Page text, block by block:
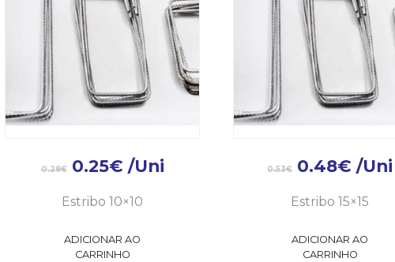
0.28€ 0.25€ /Uni
Estribo 10×10
ADICIONAR AO
CARRINHO
0.53€ 0.48€ /Uni
Estribo 15×15
ADICIONAR AO
CARRINHO